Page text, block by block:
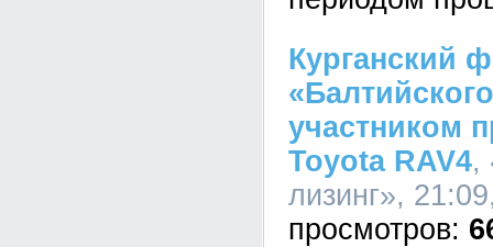
Курганский
участником
Toyota RAV4,
лизинг»,